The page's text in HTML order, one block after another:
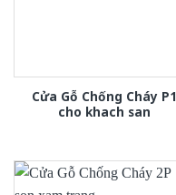
Cửa Gỗ Chống Cháy P1
cho khach san